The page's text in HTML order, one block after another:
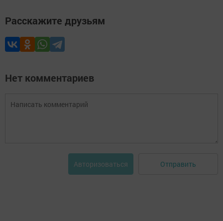
Расскажите друзьям
Нет комментариев
Авторизоваться Отправить